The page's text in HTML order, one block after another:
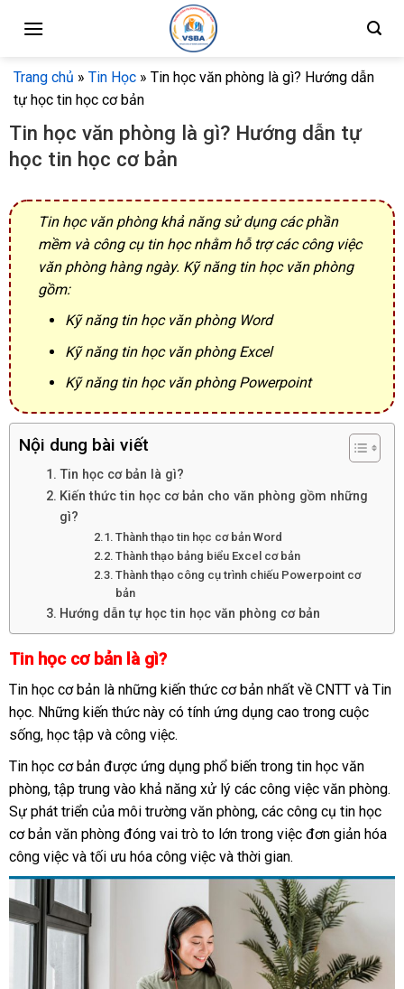
Trang chủ » Tin Học » Tin học văn phòng là gì? Hướng dẫn
tự học tin học cơ bản
Tin học văn phòng là gì? Hướng dẫn tự
học tin học cơ bản
Tin học văn phòng khả năng sử dụng các phần
mềm và công cụ tin học nhằm hỗ trợ các công việc
văn phòng hàng ngày. Kỹ năng tin học văn phòng
gồm:
Kỹ năng tin học văn phòng Word
Kỹ năng tin học văn phòng Excel
Kỹ năng tin học văn phòng Powerpoint
Nội dung bài viết
Tin học cơ bản là gì?
Kiến thức tin học cơ bản cho văn phòng gồm những
gì?
Thành thạo tin học cơ bản Word
Thành thạo bảng biểu Excel cơ bản
Thành thạo công cụ trình chiếu Powerpoint cơ
bản
Hướng dẫn tự học tin học văn phòng cơ bản
Tin học cơ bản là gì?
Tin học cơ bản là những kiến thức cơ bản nhất về CNTT và Tin
học. Những kiến thức này có tính ứng dụng cao trong cuộc
sống, học tập và công việc.
Tin học cơ bản được ứng dụng phổ biến trong tin học văn
phòng, tập trung vào khả năng xử lý các công việc văn phòng.
Sự phát triển của môi trường văn phòng, các công cụ tin học
cơ bản văn phòng đóng vai trò to lớn trong việc đơn giản hóa
công việc và tối ưu hóa công việc và thời gian.